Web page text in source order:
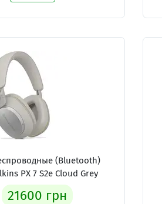
(Bluetooth)
PX 7 S2e Cloud Grey
21600 грн